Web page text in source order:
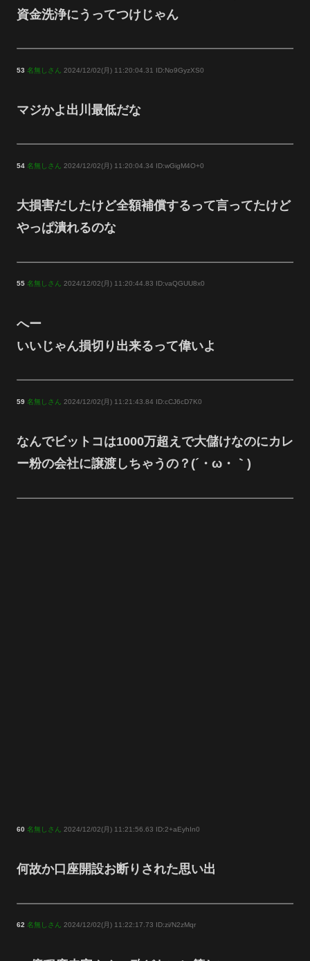
資金洗浄にうってつけじゃん
53 名無しさん 2024/12/02(月) 11:20:04.31 ID:No9GyzXS0
マジかよ出川最低だな
54 名無しさん 2024/12/02(月) 11:20:04.34 ID:wGigM4O+0
大損害だしたけど全額補償するって言ってたけど
やっぱ潰れるのな
55 名無しさん 2024/12/02(月) 11:20:44.83 ID:vaQGUU8x0
へー
いいじゃん損切り出来るって偉いよ
59 名無しさん 2024/12/02(月) 11:21:43.84 ID:cCJ6cD7K0
なんでビットコは1000万超えで大儲けなのにカレ
ー粉の会社に譲渡しちゃうの？(´・ω・｀)
60 名無しさん 2024/12/02(月) 11:21:56.63 ID:2+aEyhIn0
何故か口座開設お断りされた思い出
62 名無しさん 2024/12/02(月) 11:22:17.73 ID:zi/N2zMqr